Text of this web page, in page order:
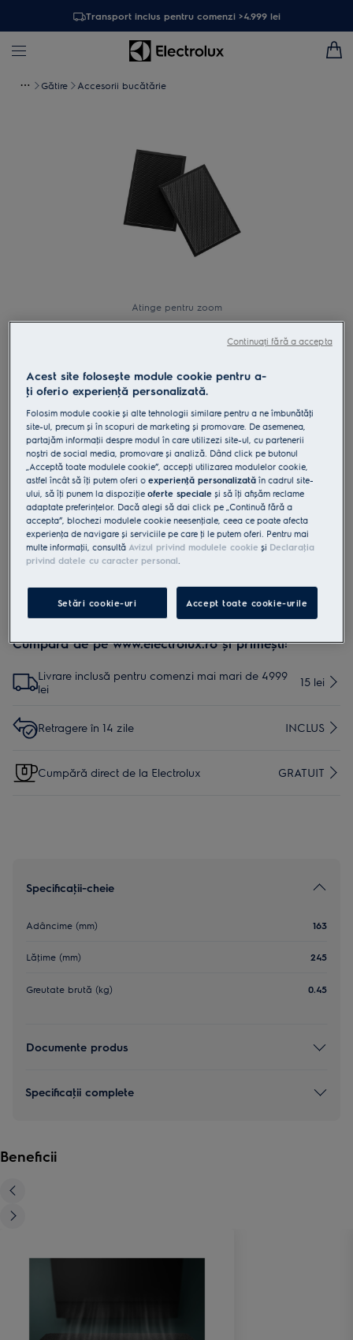
Transport inclus pentru comenzi >4.999 lei
Gătire Accesorii bucătărie
Atinge pentru zoom
MCFB70PL
Filtru cu cărbune OdourClean Plus
0 (0)
Beneficii
Filtru cu cărbune OdourClean Plus - filtrare avansată.
Filtrare avansată cu filtrul cu cărbune OdourClean Plus.
Filtrul cu căbrune OdourClean Plus are o durată de utilizare de 2-3
ani*.
Filtrul OdourClean Plus se curăţă cu ușurință în mașina de spălat
vase.
Cumpără de pe www.electrolux.ro și primești:
Livrare inclusă pentru comenzi mai mari de 4999
lei
15 lei
Retragere în 14 zile INCLUS
Cumpără direct de la Electrolux GRATUIT
Specificaţii-cheie
Adâncime (mm) 163
Lăţime (mm) 245
Greutate brută (kg) 0.45
Documente produs
Specificaţii complete
Beneficii
Acest site folosește module cookie pentru a-
ţi oferi o experienţă personalizată.
Folosim module cookie și alte tehnologii similare pentru a ne îmbunătăţi
site-ul, precum și în scopuri de marketing și promovare. De asemenea,
partajăm informaţii despre modul în care utilizezi site-ul, cu partenerii
noștri de social media, promovare și analiză. Dând click pe butonul
„Acceptă toate modulele cookie”, accepţi utilizarea modulelor cookie,
astfel încât să îţi putem oferi oexperienţă personalizată în cadrul site-
ului, să îţi punem la dispoziţieoferte speciale și să îţi afișăm reclame
adaptate preferinţelor. Dacă alegi să dai click pe „Continuă fără a
accepta”, blochezi modulele cookie neesenţiale, ceea ce poate afecta
experienţa de navigare și serviciile pe care ţi le putem oferi. Pentru mai
multe informaţii, consultă Avizul privind modulele cookie și Declaraţia
privind datele cu caracter personal.
Setări cookie-uri Accept toate cookie-urile
Continuați fără a accepta